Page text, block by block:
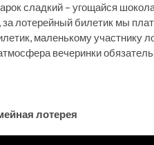
сладкий – угощайся
за лотерейный билетик мы
маленькому участнику
вечеринки
лотерея